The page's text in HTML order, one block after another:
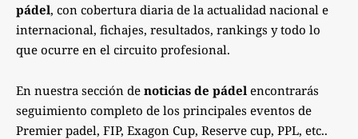
pádel, con cobertura diaria de la actualidad nacional e
internacional, fichajes, resultados, rankings y todo lo
que ocurre en el circuito profesional.
En nuestra sección de noticias de pádel encontrarás
seguimiento completo de los principales eventos de
Premier padel, FIP, Exagon Cup, Reserve cup, PPL, etc..